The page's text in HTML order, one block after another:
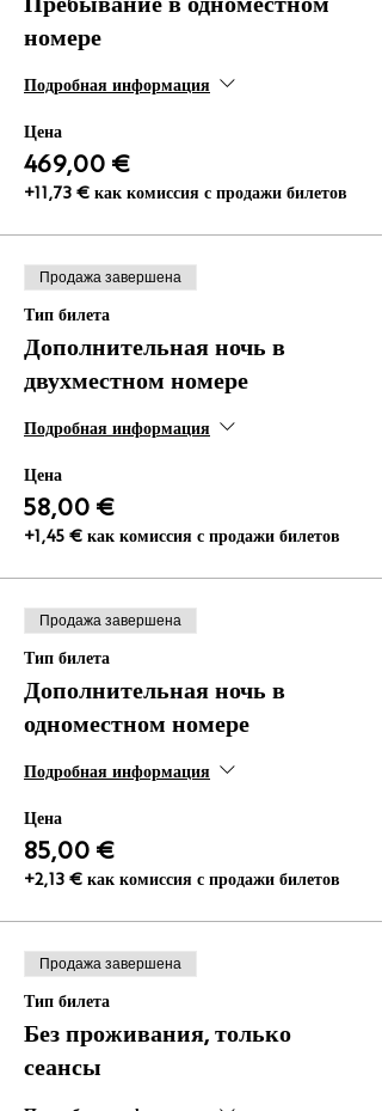
Пребывание в одноместном
номере
Подробная информация
Цена
469,00 €
+11,73 € как комиссия с продажи билетов
Продажа завершена
Тип билета
Дополнительная ночь в
двухместном номере
Подробная информация
Цена
58,00 €
+1,45 € как комиссия с продажи билетов
Продажа завершена
Тип билета
Дополнительная ночь в
одноместном номере
Подробная информация
Цена
85,00 €
+2,13 € как комиссия с продажи билетов
Продажа завершена
Тип билета
Без проживания, только
сеансы